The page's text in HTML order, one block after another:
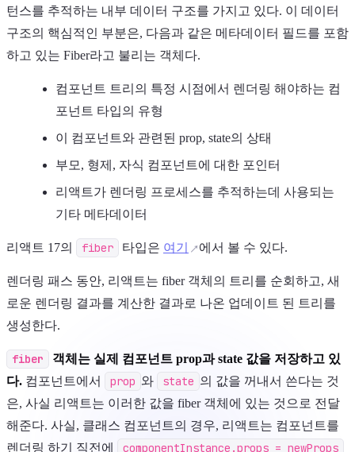
턴스를 추적하는 내부 데이터 구조를 가지고 있다. 이 데이터
구조의 핵심적인 부분은, 다음과 같은 메타데이터 필드를 포함
하고 있는 Fiber라고 불리는 객체다.
컴포넌트 트리의 특정 시점에서 렌더링 해야하는 컴
포넌트 타입의 유형
이 컴포넌트와 관련된 prop, state의 상태
부모, 형제, 자식 컴포넌트에 대한 포인터
리액트가 렌더링 프로세스를 추적하는데 사용되는
기타 메타데이터
리액트 17의 fiber 타입은 여기 에서 볼 수 있다.
렌더링 패스 동안, 리액트는 fiber 객체의 트리를 순회하고, 새
로운 렌더링 결과를 계산한 결과로 나온 업데이트 된 트리를
생성한다.
fiber
객체는 실제 컴포넌트 prop과 state 값을 저장하고 있
다. 컴포넌트에서 prop 와 state 의 값을 꺼내서 쓴다는 것
은, 사실 리액트는 이러한 값을 fiber 객체에 있는 것으로 전달
해준다. 사실, 클래스 컴포넌트의 경우, 리액트는 컴포넌트를
렌더링 하기 직전에
componentInstance.props = newProps